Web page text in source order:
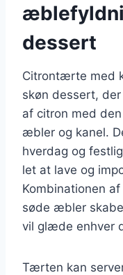
dessert
Citrontærte med
skøn dessert,
af citron med
æbler og kanel.
hverdag og
let at lave og
Kombinationen
søde æbler
vil glæde enhver
Tærten kan